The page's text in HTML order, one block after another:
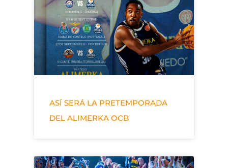
ASÍ SERÁ LA PRETEMPORADA
DEL ALIMERKA OCB